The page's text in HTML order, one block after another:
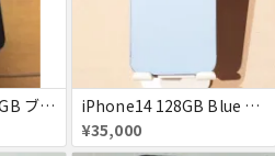
iPhone12pro 128GB ブルー 赤ロム
iPhone14 128GB Blue au 送料無料
¥35,000